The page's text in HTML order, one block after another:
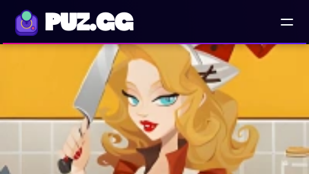
PUZ.GG